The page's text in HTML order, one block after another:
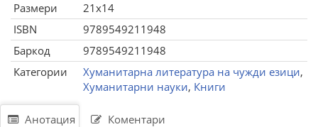
Размери
21x14
ISBN
9789549211948
Баркод
9789549211948
Категории
Хуманитарна литература на чужди езици,
Хуманитарни науки, Книги
Анотация Коментари